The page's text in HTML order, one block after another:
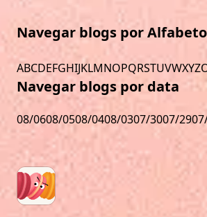
Navegar blogs por Alfabeto
ABCDEFGHIJKLMNOPQRSTUVWXYZ
Navegar blogs por data
08/0608/0508/0408/0307/3007/29